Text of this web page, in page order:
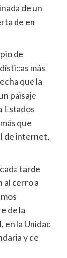
de un
de en
de
más
que la
paisaje
Estados
que
de internet,
tarde
al cerro a
de la
en la Unidad
y de